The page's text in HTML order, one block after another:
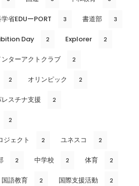
省EDUーPORT 3 書道部 3
Day 2 Explorer 2
ンターアクトクラブ 2
2 オリンピック 2
スチナ支援 2
2
ジェクト 2 ユネスコ 2
2 中学校 2 体育 2
国語教育 2 国際支援活動 2